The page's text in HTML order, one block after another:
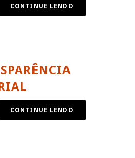
CONTINUE LENDO
CONTINUE LENDO